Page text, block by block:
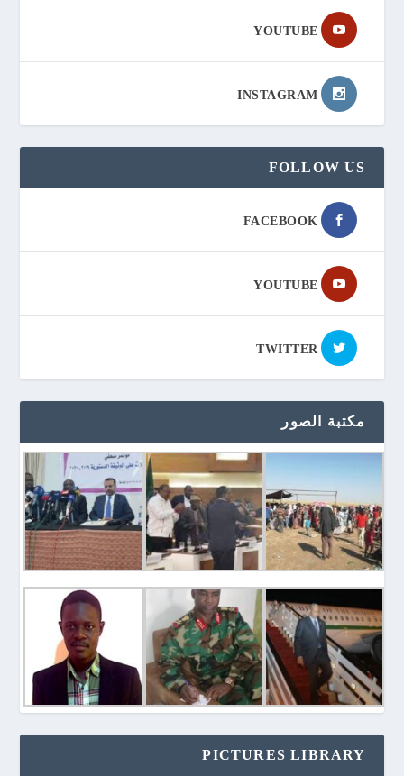
YOUTUBE
INSTAGRAM
FOLLOW US
FACEBOOK
YOUTUBE
TWITTER
مكتبة الصور
PICTURES LIBRARY